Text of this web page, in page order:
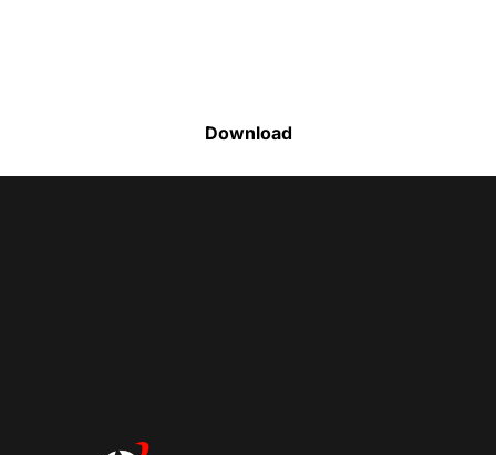
Download